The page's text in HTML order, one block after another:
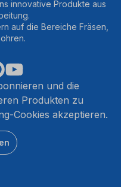
innovative Produkte aus
auf die Bereiche Fräsen,
und die
Produkten zu
Cookies akzeptieren.